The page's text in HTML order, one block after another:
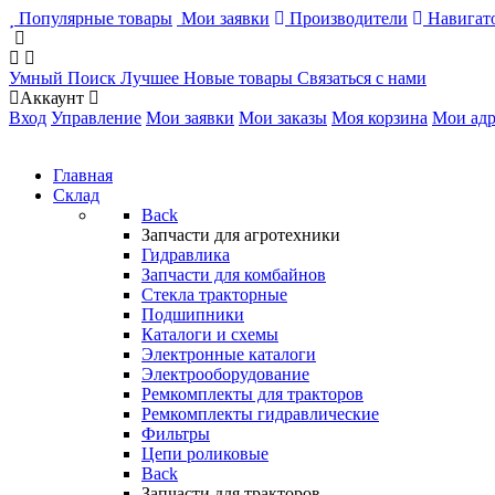
Популярные товары Мои заявки Производители
Умный Поиск Лучшее Новые товары Связаться с нами
Аккаунт
Вход Управление Мои заявки Мои заказы Моя корзина Мои
Главная
Склад
Back
Запчасти для агротехники
Гидравлика
Запчасти для комбайнов
Стекла тракторные
Подшипники
Каталоги и схемы
Электронные каталоги
Электрооборудование
Ремкомплекты для тракторов
Ремкомплекты гидравлические
Фильтры
Цепи роликовые
Back